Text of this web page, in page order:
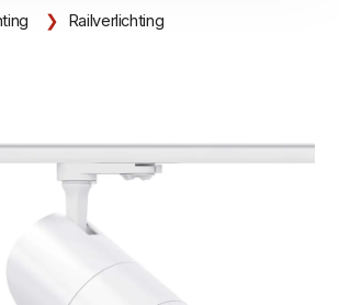
Railverlichting